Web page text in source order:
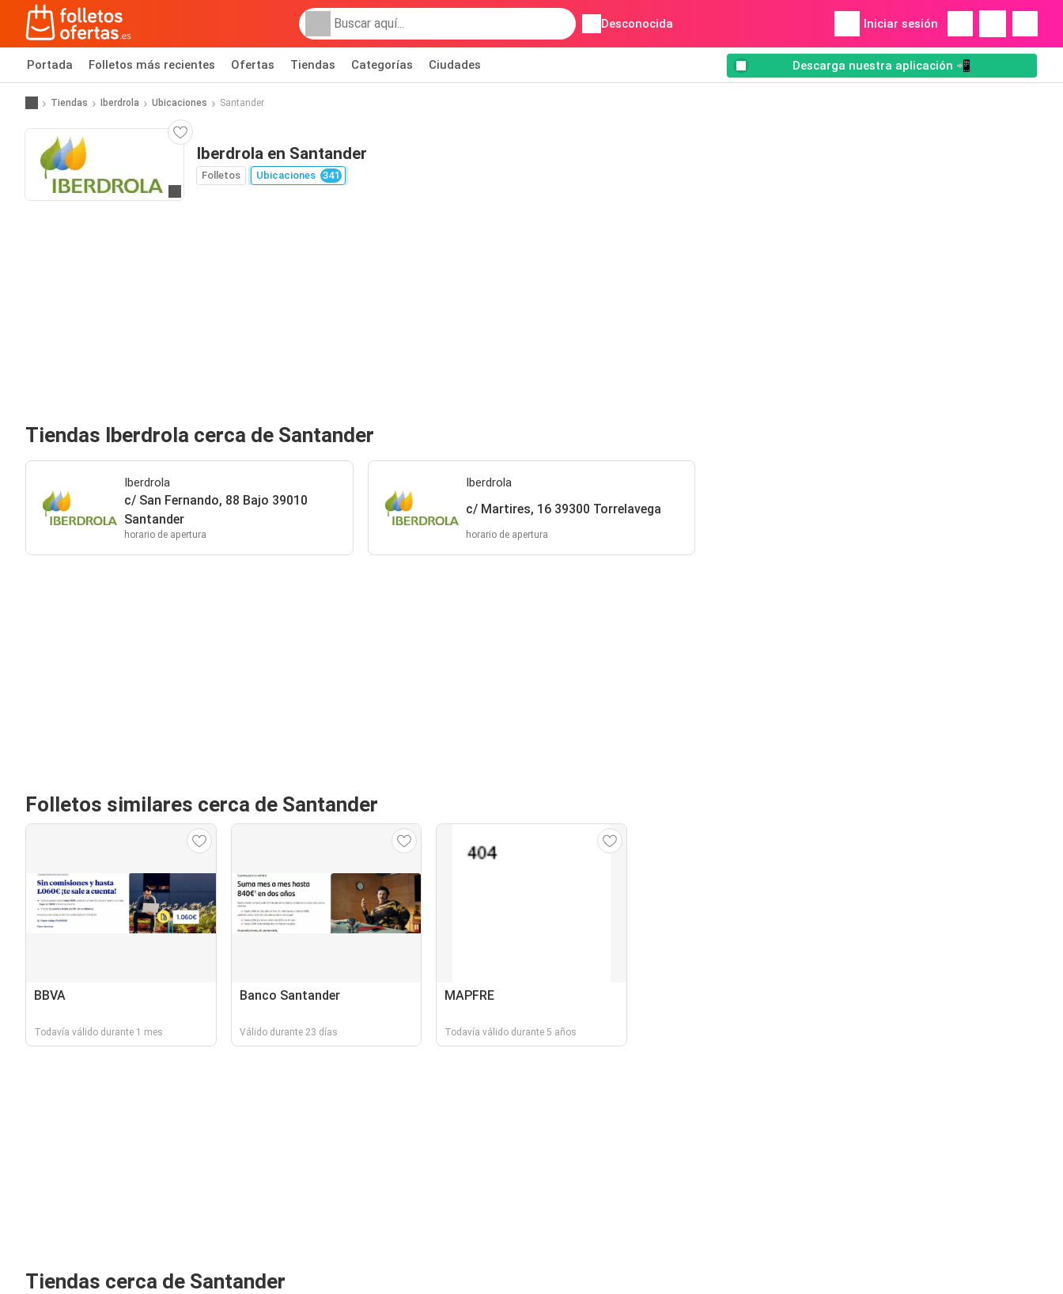
Desconocida Iniciar sesión
Portada Folletos más recientes Ofertas Tiendas Categorías Ciudades Descarga nuestra aplicación 📲
Tiendas Iberdrola Ubicaciones Santander
Iberdrola en Santander
Folletos Ubicaciones 341
Tiendas Iberdrola cerca de Santander
Iberdrola
c/ San Fernando, 88 Bajo 39010
Santander
horario de apertura
Iberdrola
c/ Martires, 16 39300 Torrelavega
horario de apertura
Folletos similares cerca de Santander
BBVA
Todavía válido durante 1 mes
Banco Santander
Válido durante 23 días
MAPFRE
Todavía válido durante 5 años
Tiendas cerca de Santander